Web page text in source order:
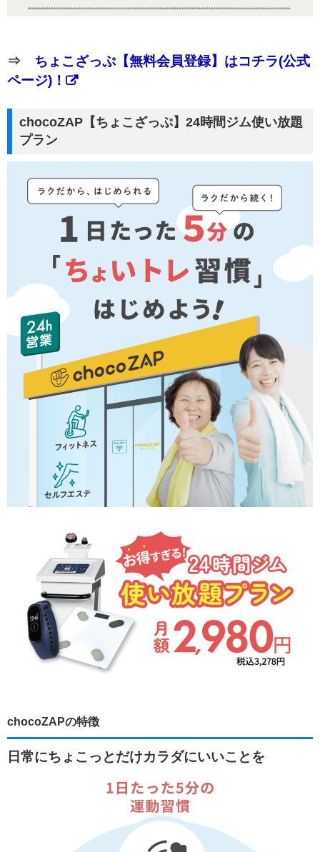
⇒ ちょこざっぷ【無料会員登録】はコチラ(公式
ページ)！
chocoZAP【ちょこざっぷ】24時間ジム使い放題
プラン
chocoZAPの特徴
日常にちょこっとだけカラダにいいことを